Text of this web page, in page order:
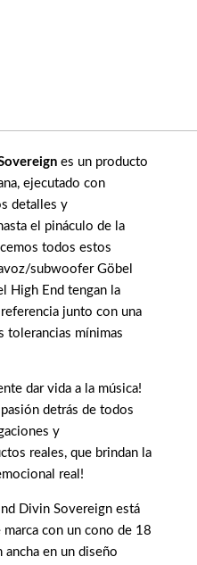
es un producto
ejecutado con
detalles y
el pináculo de la
todos estos
subwoofer Göbel
High End tengan la
junto con una
tolerancias mínimas
dar vida a la música!
detrás de todos
y
reales, que brindan la
real!
Divin Sovereign está
con un cono de 18
ancha en un diseño